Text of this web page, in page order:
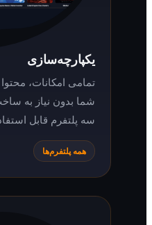
یکپارچه‌سازی
تمامی امکانات، محتوا و حتی
شما بدون نیاز به ساخت حساب
سه پلتفرم قابل استفاده است.
همه پلتفرم‌ها